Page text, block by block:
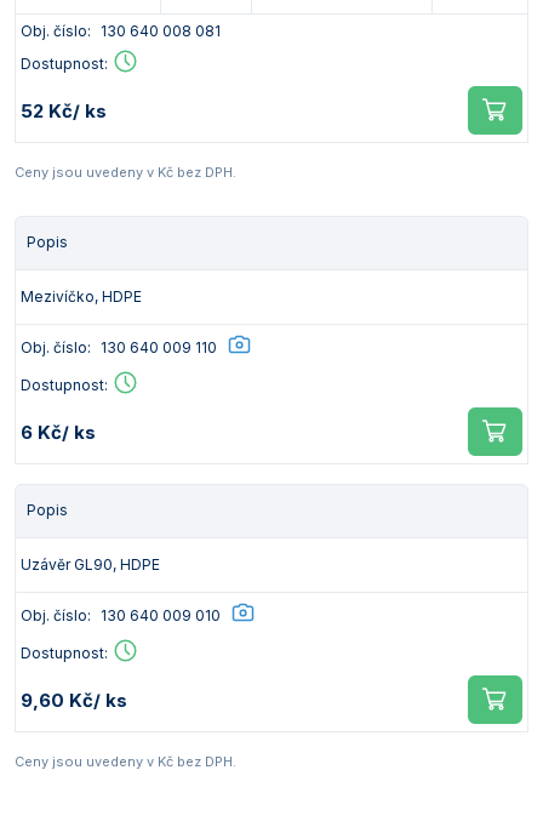
Obj. číslo:
130 640 008 081
Dostupnost:
52 Kč/ ks
Ceny jsou uvedeny v Kč bez DPH.
Popis
Mezivíčko, HDPE
Obj. číslo: 130 640 009 110
Dostupnost:
6 Kč/ ks
Popis
Uzávěr GL90, HDPE
Obj. číslo: 130 640 009 010
Dostupnost:
9,60 Kč/ ks
Ceny jsou uvedeny v Kč bez DPH.